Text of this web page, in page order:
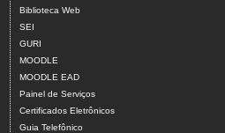
Biblioteca Web
SEI
GURI
MOODLE
MOODLE EAD
Painel de Serviços
Certificados Eletrônicos
Guia Telefônico